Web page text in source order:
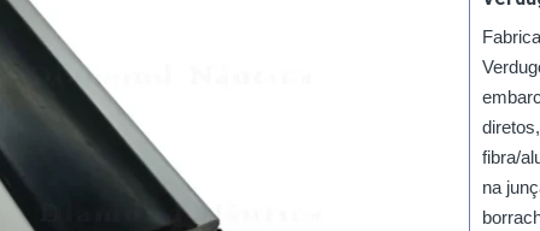
fibra/
na